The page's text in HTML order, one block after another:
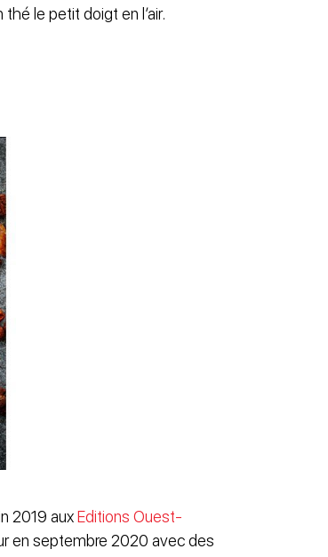
le petit doigt en l’air.
2019 auxEditions Ouest-
en septembre 2020 avec des